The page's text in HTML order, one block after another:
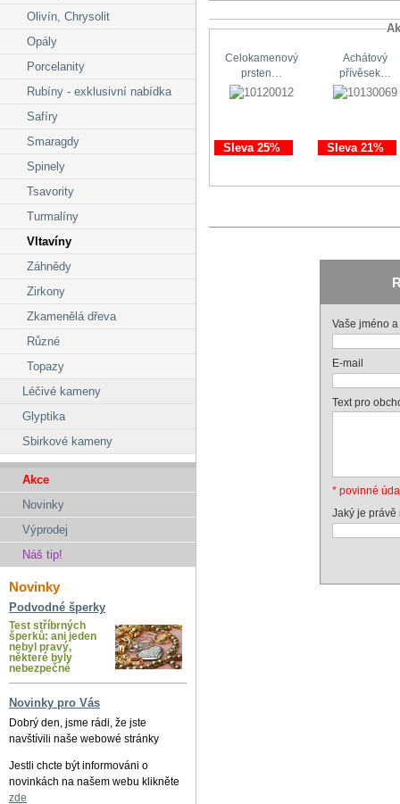
Olivín, Chrysolit
Opály
Porcelanity
Rubíny - exklusivní nabídka
Safíry
Smaragdy
Spinely
Tsavority
Turmalíny
Vltavíny
Záhnědy
Zirkony
Zkamenělá dřeva
Různé
Topazy
Léčivé kameny
Glyptika
Sbirkové kameny
Akce
Novinky
Výprodej
Náš tip!
Novinky
Podvodné šperky
Test stříbrných
šperků: ani jeden
nebyl pravý,
některé byly
nebezpečné
Novinky pro Vás
Dobrý den, jsme rádi, že jste
navštívili naše webowé stránky
Jestli chcte být informováni o
novinkách na našem webu klikněte
zde
Celokamenový
prsten…
Sleva 25%
Achátový
přívěsek…
Sleva 21%
Vaše jméno
E-mail
Text pro
* povinné
Jaký je právě